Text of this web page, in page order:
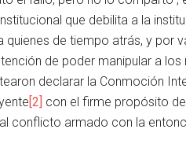
que debilita a la
de tiempo atrás, y por
de poder manipular a
declarar la Conmoción
[2] con el firme propósito
conflicto armado con la